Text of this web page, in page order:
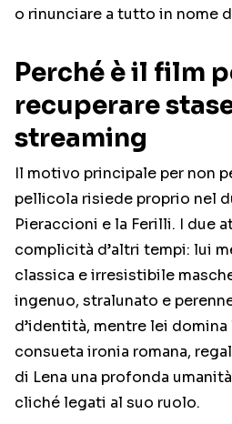
o rinunciare a tutto in nome
Perché è il film
recuperare
streaming
Il motivo principale per non
pellicola risiede proprio nel
Pieraccioni e la Ferilli. I due
complicità d’altri tempi: lui
classica e irresistibile
ingenuo, stralunato e
d’identità, mentre lei domina
consueta ironia romana,
di Lena una profonda
cliché legati al suo ruolo.